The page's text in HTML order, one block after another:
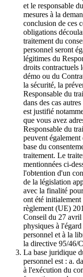
et le responsable
mesures à la
conclusion de ces
obligations
traitement du
personnel seront
légitimes du
droits contractuels
démo ou du
la sécurité, la
Responsable du
dans des cas
est justifié
que vous avez
Responsable du
peuvent également
base du
traitement. Le
mentionnées ci-
l'obtention d'un
de la législation
avec la finalité
ont été
règlement (UE)
Conseil du 27 avril
physiques à
personnel et à la
la directive 95/46/
La base juridique
personnel est : a.
à l'exécution du